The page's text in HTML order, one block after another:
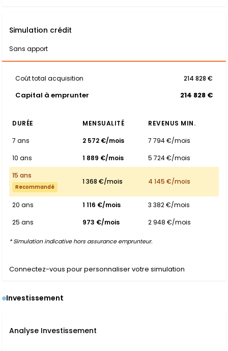
Simulation crédit
Sans apport
Coût total acquisition 214 828 €
Capital à emprunter 214 828 €
DURÉE MENSUALITÉ
REVENUS MIN.
7 ans
2 572 €/mois
7 794 €/mois
10 ans
1 889 €/mois
5 724 €/mois
15 ans
Recommandé
1 368 €/mois 4 145 €/mois
20 ans 1 116 €/mois
3 382 €/mois
25 ans
973 €/mois 2 948 €/mois
* Simulation indicative hors assurance emprunteur.
Connectez-vous pour personnaliser votre simulation
Investissement
Analyse Investissement